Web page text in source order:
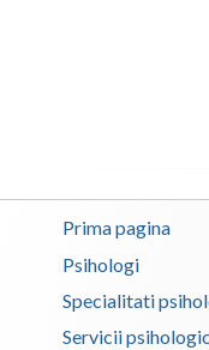
Prima pagina
Psihologi
Specialitati
Servicii